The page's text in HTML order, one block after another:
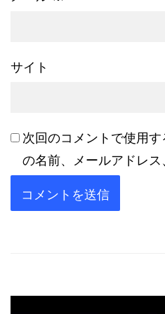
サイト
次回のコメントで使用
の名前、メールアドレス